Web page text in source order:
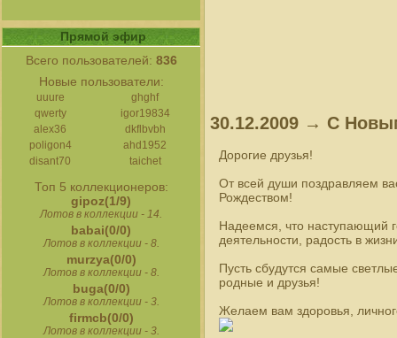
Прямой эфир
Всего пользователей: 836
Новые пользователи:
uuure
ghghf
qwerty
igor19834
alex36
dkflbvbh
poligon4
ahd1952
disant70
taichet
Топ 5 коллекционеров:
gipoz(1/9)
Лотов в коллекции - 14.
babai(0/0)
Лотов в коллекции - 8.
murzya(0/0)
Лотов в коллекции - 8.
buga(0/0)
Лотов в коллекции - 3.
firmcb(0/0)
Лотов в коллекции - 3.
30.12.2009 → С
Дорогие друзья!
От всей души поздравляем
Рождеством!
Надеемся, что наступающий
деятельности, радость в
Пусть сбудутся самые
родные и друзья!
Желаем вам здоровья,